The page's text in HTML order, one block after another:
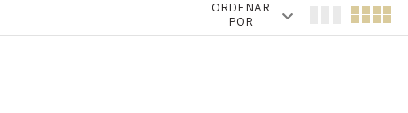
ORDENAR
POR